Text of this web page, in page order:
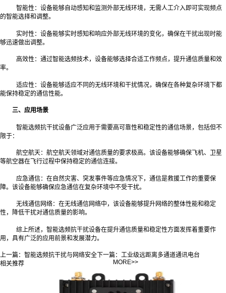
智能性：设备能够自动感知和监测外部无线环境，无需人工介入即可实现频点
的智能选择和调整。
实时性：设备能够实时感知和响应外部无线环境的变化，确保在干扰出现时能
够迅速做出调整。
高效性：通过智能选频技术，设备能够选择合适工作频点，提升通信质量和效
率。
适应性：设备能够适应不同的无线环境和干扰情况，确保在各种复杂环境下都
能保持稳定的通信性能。
三、应用场景
智能选频抗干扰设备广泛应用于需要高可靠性和稳定性的通信场景，包括但不
限于：
航空航天：航空航天领域对通信质量的要求极高。该设备能够确保飞机、卫星
等航空器在飞行过程中保持稳定的通信连接。
应急通信：在自然灾害、突发事件等应急情况下，通信是救援工作的重要保
障。该设备能够确保应急通信在复杂环境中不受干扰。
无线通信网络：在无线通信网络中，该设备能够提升网络的整体性能和稳定
性，降低干扰对通信质量的影响。
综上所述，智能选频抗干扰设备在提升通信质量和稳定性方面发挥着重要作
用，具有广泛的应用前景和发展潜力。‍‍
上一篇： 智能选频抗干扰与网络安全 下一篇： 工业级远距离多通道通讯电台
相关推荐
MORE>>